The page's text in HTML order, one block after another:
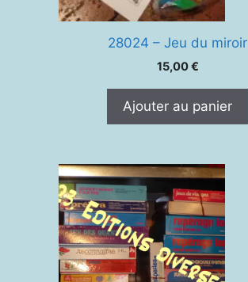
28024 – Jeu du miroir
15,00€
Ajouter au panier